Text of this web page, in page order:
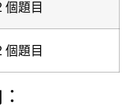
個題目
個題目